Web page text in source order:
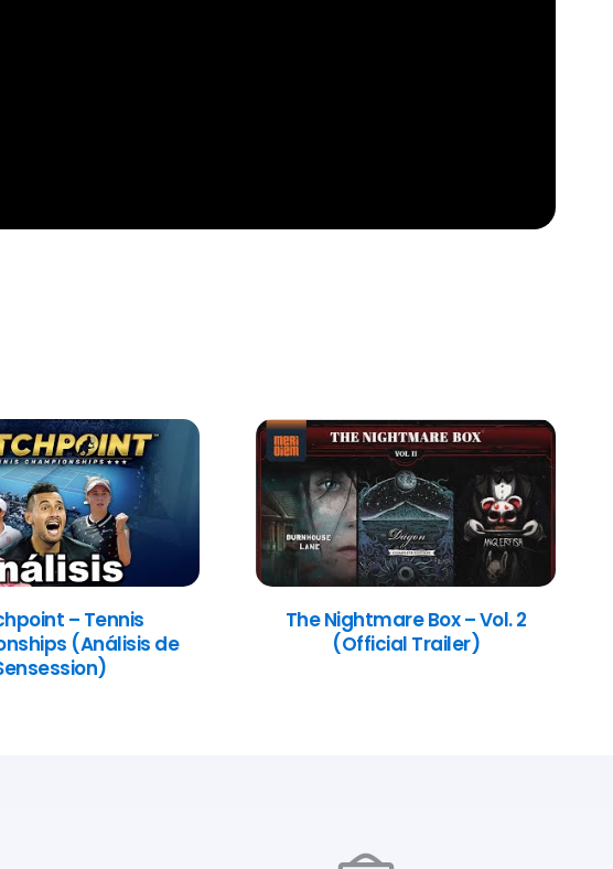
– Tennis
(Análisis de
The Nightmare Box – Vol. 2
(Official Trailer)